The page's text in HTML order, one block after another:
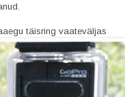
täisring vaateväljas